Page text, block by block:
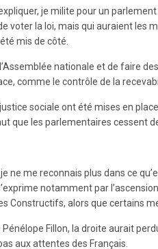
je milite pour un
voter la loi, mais qui auraient les
mis de côté.
nationale et de faire
comme le contrôle de la
sociale ont été mises en
que les parlementaires cessent
ne me reconnais plus dans ce
notamment par
Constructifs, alors que certains
Fillon, la droite aurait
aux attentes des Français.